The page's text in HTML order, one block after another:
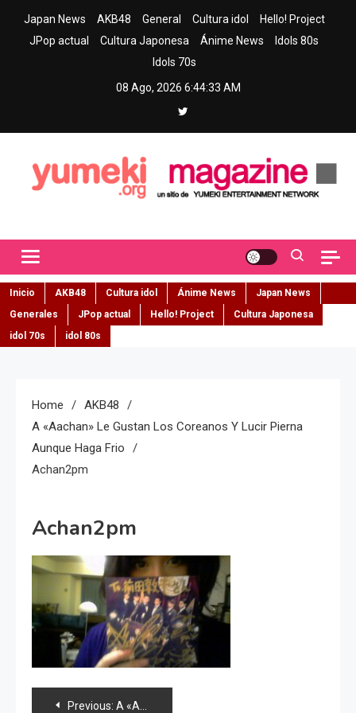
Japan News AKB48 General Cultura idol
Hello! Project
JPop actual
Cultura Japonesa Ánime News
Idols 80s
Idols 70s
08 Ago, 2026 6:44:34 AM
Inicio AKB48 Cultura idol Ánime News
Japan News
Generales
JPop actual Hello! Project
Cultura Japonesa
idol 70s
idol 80s
Home
AKB48
A «Aachan» Le Gustan Los Coreanos Y Lucir Pierna
Aunque Haga Frio
Achan2pm
Achan2pm
Navegación
Previous: A «Aachan» le gustan los coreanos y lucir pierna aunque haga frio